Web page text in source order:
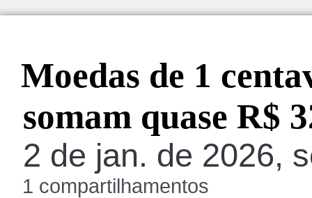
Moedas de 1
somam quase R$
2 de jan. de 2026,
1 compartilhamentos